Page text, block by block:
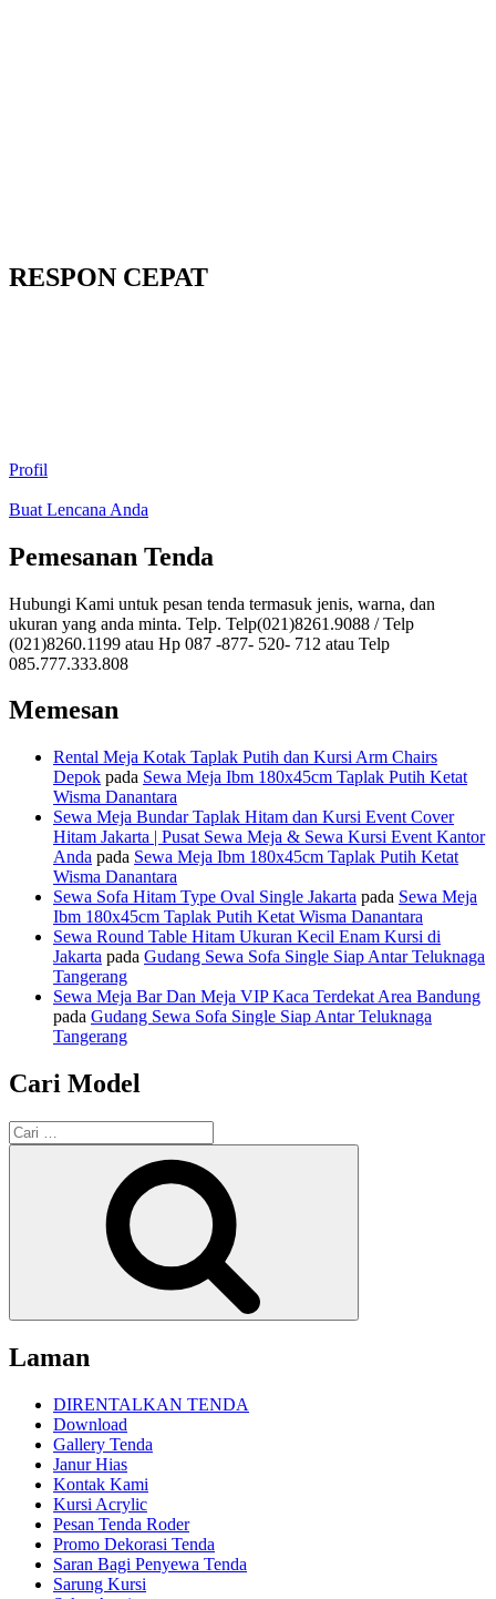
RESPON CEPAT
Profil
Buat Lencana Anda
Pemesanan Tenda
Hubungi Kami untuk pesan tenda termasuk jenis, warna, dan
ukuran yang anda minta. Telp. Telp(021)8261.9088 / Telp
(021)8260.1199 atau Hp 087 -877- 520- 712 atau Telp
085.777.333.808
Memesan
Rental Meja Kotak Taplak Putih dan Kursi Arm Chairs
Depok pada Sewa Meja Ibm 180x45cm Taplak Putih Ketat
Wisma Danantara
Sewa Meja Bundar Taplak Hitam dan Kursi Event Cover
Hitam Jakarta | Pusat Sewa Meja & Sewa Kursi Event Kantor
Anda pada Sewa Meja Ibm 180x45cm Taplak Putih Ketat
Wisma Danantara
Sewa Sofa Hitam Type Oval Single Jakarta pada Sewa Meja
Ibm 180x45cm Taplak Putih Ketat Wisma Danantara
Sewa Round Table Hitam Ukuran Kecil Enam Kursi di
Jakarta pada Gudang Sewa Sofa Single Siap Antar Teluknaga
Tangerang
Sewa Meja Bar Dan Meja VIP Kaca Terdekat Area Bandung
pada Gudang Sewa Sofa Single Siap Antar Teluknaga
Tangerang
Cari Model
Pencarian
untuk:
Laman
DIRENTALKAN TENDA
Download
Gallery Tenda
Janur Hias
Kontak Kami
Kursi Acrylic
Pesan Tenda Roder
Promo Dekorasi Tenda
Saran Bagi Penyewa Tenda
Sarung Kursi